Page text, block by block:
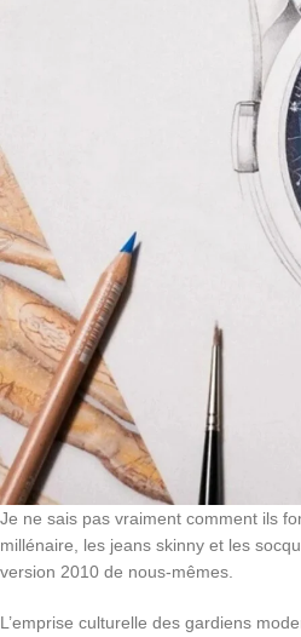
Je ne sais pas vraiment comment ils
millénaire, les jeans skinny et les
version 2010 de nous-mêmes.
L’emprise culturelle des gardiens